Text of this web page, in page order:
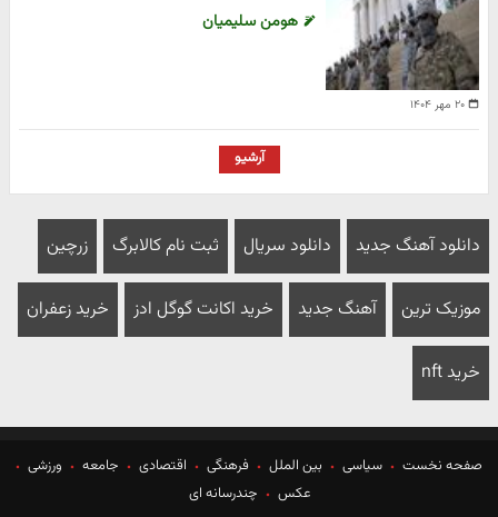
۲۰ مهر ۱۴۰۴
هومن سلیمیان
آرشیو
دانلود آهنگ جدید دانلود سریال ثبت نام کالابرگ زرچین
موزیک ترین آهنگ جدید خرید اکانت گوگل ادز خرید زعفران
خرید nft
صفحه نخست سیاسی بین الملل فرهنگی اقتصادی جامعه
ورزشی
عکس
چندرسانه ای